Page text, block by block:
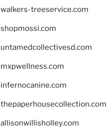
walkers-treeservice.com
shopmossi.com
untamedcollectivesd.com
mxpwellness.com
infernocanine.com
thepaperhousecollection.com
allisonwillisholley.com